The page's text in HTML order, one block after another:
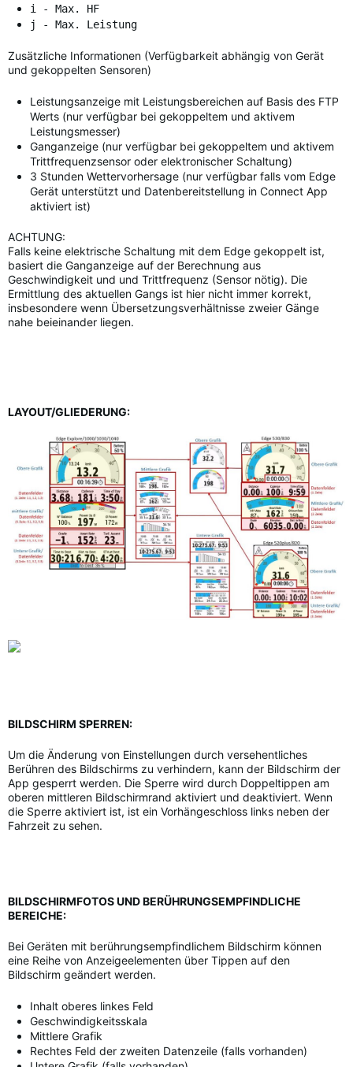
i - Max. HF
j - Max. Leistung
Zusätzliche Informationen (Verfügbarkeit abhängig von Gerät
und gekoppelten Sensoren)
Leistungsanzeige mit Leistungsbereichen auf Basis des FTP
Werts (nur verfügbar bei gekoppeltem und aktivem
Leistungsmesser)
Ganganzeige (nur verfügbar bei gekoppeltem und aktivem
Trittfrequenzsensor oder elektronischer Schaltung)
3 Stunden Wettervorhersage (nur verfügbar falls vom Edge
Gerät unterstützt und Datenbereitstellung in Connect App
aktiviert ist)
ACHTUNG:
Falls keine elektrische Schaltung mit dem Edge gekoppelt ist,
basiert die Ganganzeige auf der Berechnung aus
Geschwindigkeit und und Trittfrequenz (Sensor nötig). Die
Ermittlung des aktuellen Gangs ist hier nicht immer korrekt,
insbesondere wenn Übersetzungsverhältnisse zweier Gänge
nahe beieinander liegen.
LAYOUT/GLIEDERUNG:
BILDSCHIRM SPERREN:
Um die Änderung von Einstellungen durch versehentliches
Berühren des Bildschirms zu verhindern, kann der Bildschirm der
App gesperrt werden. Die Sperre wird durch Doppeltippen am
oberen mittleren Bildschirmrand aktiviert und deaktiviert. Wenn
die Sperre aktiviert ist, ist ein Vorhängeschloss links neben der
Fahrzeit zu sehen.
BILDSCHIRMFOTOS UND BERÜHRUNGSEMPFINDLICHE
BEREICHE:
Bei Geräten mit berührungsempfindlichem Bildschirm können
eine Reihe von Anzeigeelementen über Tippen auf den
Bildschirm geändert werden.
Inhalt oberes linkes Feld
Geschwindigkeitsskala
Mittlere Grafik
Rechtes Feld der zweiten Datenzeile (falls vorhanden)